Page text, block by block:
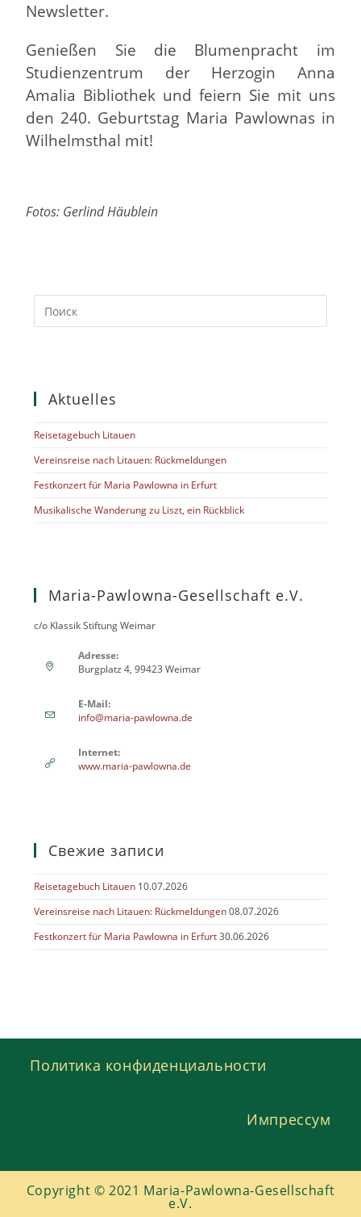
Newsletter.
Genießen Sie die Blumenpracht im
Studienzentrum der Herzogin Anna
Amalia Bibliothek und feiern Sie mit uns
den 240. Geburtstag Maria Pawlownas in
Wilhelmsthal mit!
Fotos: Gerlind Häublein
Aktuelles
Reisetagebuch Litauen
Vereinsreise nach Litauen: Rückmeldungen
Festkonzert für Maria Pawlowna in Erfurt
Musikalische Wanderung zu Liszt, ein Rückblick
Maria-Pawlowna-Gesellschaft e.V.
c/o Klassik Stiftung Weimar
Adresse:
Burgplatz 4, 99423 Weimar
E-Mail:
info@maria-pawlowna.de
Internet:
www.maria-pawlowna.de
Свежие записи
Reisetagebuch Litauen 10.07.2026
Vereinsreise nach Litauen: Rückmeldungen 08.07.2026
Festkonzert für Maria Pawlowna in Erfurt 30.06.2026
Политика конфиденциальности
Импрессум
Copyright © 2021 Maria-Pawlowna-Gesellschaft
e.V.